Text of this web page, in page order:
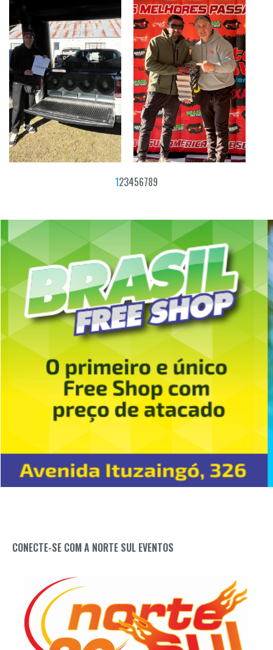
123456789
CONECTE-SE COM A NORTE SUL EVENTOS